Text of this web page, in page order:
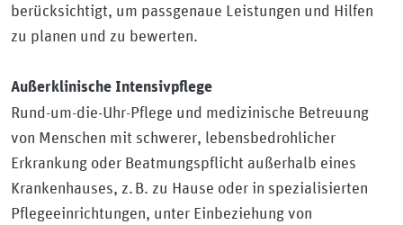
berücksichtigt, um passgenaue Leistungen und Hilfen
zu planen und zu bewerten.
Außerklinische Intensivpflege
Rund-um-die-Uhr-Pflege und medizinische Betreuung
von Menschen mit schwerer, lebensbedrohlicher
Erkrankung oder Beatmungspflicht außerhalb eines
Krankenhauses, z. B. zu Hause oder in spezialisierten
Pflegeeinrichtungen, unter Einbeziehung von